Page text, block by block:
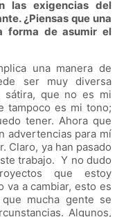
las exigencias del
¿Piensas que una
forma de asumir el
una manera de
ser muy diversa
sátira, que no es mi
tampoco es mi tono;
tener. Ahora que
advertencias para mí
Claro, ya han pasado
trabajo. Y no dudo
que estoy
va a cambiar, esto es
mucha gente se
Algunos,